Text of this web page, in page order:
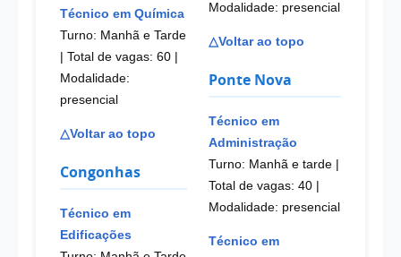
Técnico em Química
Turno: Manhã e Tarde
| Total de vagas: 60
Modalidade:
presencial
△Voltar ao topo
Congonhas
Técnico em
Edificações
Modalidade: presencial
△Voltar ao topo
Ponte Nova
Técnico em
Administração
Turno: Manhã e tarde |
Total de vagas: 40
Modalidade: presencial
Técnico em